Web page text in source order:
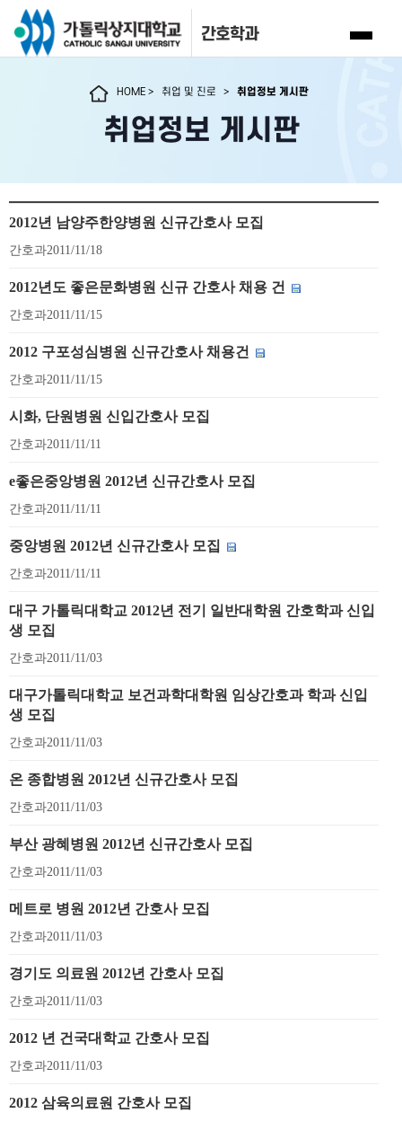
간호학과
HOME> 취업 및 진로 > 취업정보 게시판
취업정보 게시판
2012년 남양주한양병원 신규간호사 모집
간호과2011/11/18
2012년도 좋은문화병원 신규 간호사 채용 건
간호과2011/11/15
2012 구포성심병원 신규간호사 채용건
간호과2011/11/15
시화, 단원병원 신입간호사 모집
간호과2011/11/11
e좋은중앙병원 2012년 신규간호사 모집
간호과2011/11/11
중앙병원 2012년 신규간호사 모집
간호과2011/11/11
대구 가톨릭대학교 2012년 전기 일반대학원 간호학과 신입
생 모집
간호과2011/11/03
대구가톨릭대학교 보건과학대학원 임상간호과 학과 신입
생 모집
간호과2011/11/03
온 종합병원 2012년 신규간호사 모집
간호과2011/11/03
부산 광혜병원 2012년 신규간호사 모집
간호과2011/11/03
메트로 병원 2012년 간호사 모집
간호과2011/11/03
경기도 의료원 2012년 간호사 모집
간호과2011/11/03
2012 년 건국대학교 간호사 모집
간호과2011/11/03
2012 삼육의료원 간호사 모집